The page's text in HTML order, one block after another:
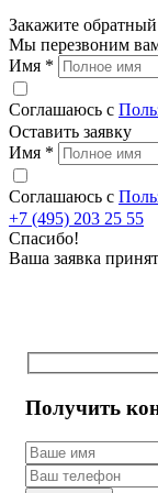
Закажите
Мы перезвоним
Имя *
Соглашаюсь с
Оставить заявку
Имя *
Соглашаюсь с
+7 (495) 203 25 55
Спасибо!
Ваша заявка
Получить